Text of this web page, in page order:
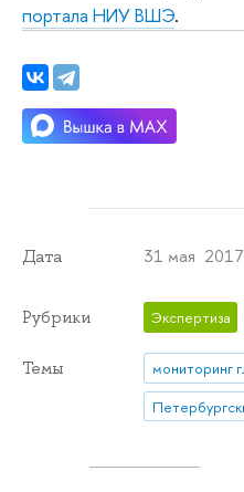
портала НИУ ВШЭ.
Дата 31 мая 2017
Рубрики Экспертиза
Темы